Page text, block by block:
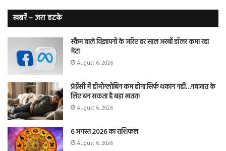
कैंसर का
शिकार
खबरें – जरा हटके
स्कैम वाले विज्ञापनों के जरिए हर साल अरबों डॉलर कमा रहा
मेटा
August 6, 2026
प्रेग्नेंसी में हीमोग्लोबिन कम होना सिर्फ थकान नहीं…नवजात के
लिए बन सकता है बड़ा खतरा!
August 6, 2026
6 अगस्त 2026 का राशिफल
August 6, 2026